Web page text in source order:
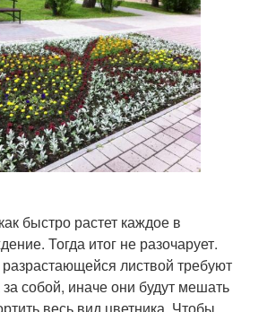
быстро растет каждое в
Тогда итог не разочарует.
листвой требуют
собой, иначе они будут мешать